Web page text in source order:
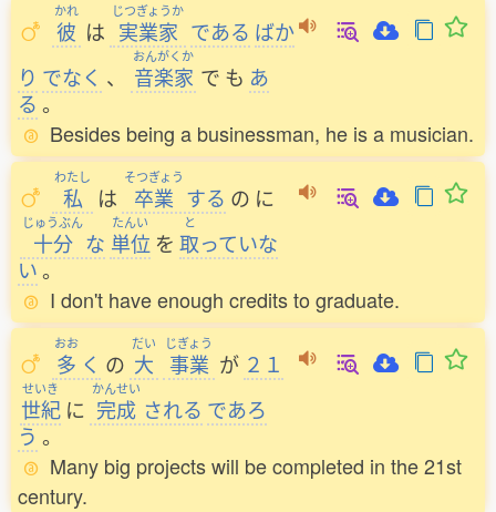
かれ
彼 は
じつぎょうか
実業家 である ばか
り でなく 、
おんがくか
音楽家 で も あ
る 。
Besides being a businessman, he is a musician.
わたし
私 は
そつぎょう
卒業 する の に
じゅうぶん
十分 な
たんい
単位 を
と
取っていな
い。
I don't have enough credits to graduate.
おお
多 く の
だい
大
じぎょう
事業 が ２１
せいき
世紀 に
かんせい
完成 される であろ
う 。
Many big projects will be completed in the 21st
century.